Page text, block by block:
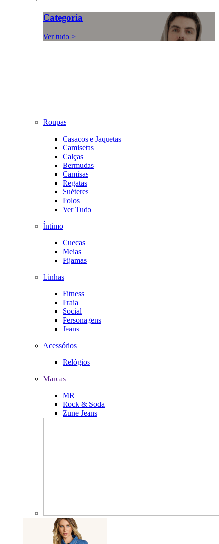
Categoria
Ver tudo >
Roupas
Casacos e Jaquetas
Camisetas
Calças
Bermudas
Camisas
Regatas
Suéteres
Polos
Ver Tudo
Íntimo
Cuecas
Meias
Pijamas
Linhas
Fitness
Praia
Social
Personagens
Jeans
Acessórios
Relógios
Marcas
MR
Rock & Soda
Zune Jeans